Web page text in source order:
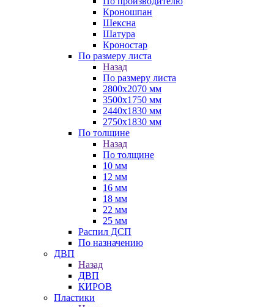
Кроношпан
Шексна
Шатура
Кроностар
По размеру листа
Назад
По размеру листа
2800х2070 мм
3500х1750 мм
2440х1830 мм
2750х1830 мм
По толщине
Назад
По толщине
10 мм
12 мм
16 мм
18 мм
22 мм
25 мм
Распил ДСП
По назначению
ДВП
Назад
ДВП
КИРОВ
Пластики